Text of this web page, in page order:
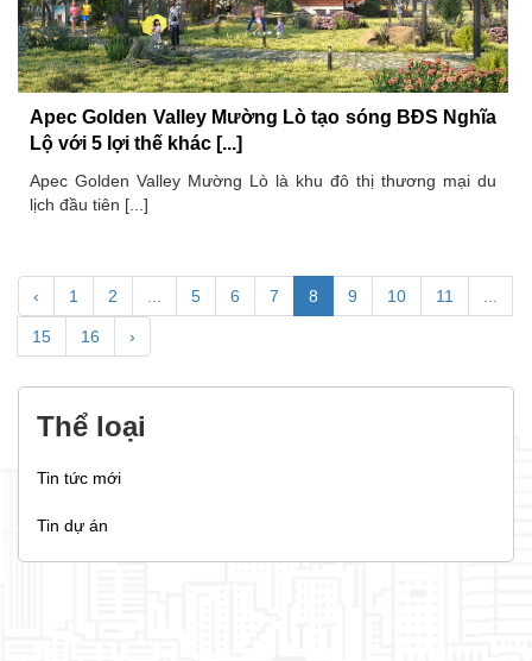
Apec Golden Valley Mường Lò tạo sóng BĐS Nghĩa
Lộ với 5 lợi thế khác [...]
Apec Golden Valley Mường Lò là khu đô thị thương mại du
lịch đầu tiên [...]
‹ 1 2 ... 5 6 7 8 9 10 11 ...
15 16 ›
Thể loại
Tin tức mới
Tin dự án